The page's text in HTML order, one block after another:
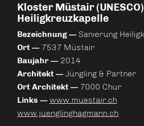
Kloster Müstair
Heiligkreuzkapelle
Bezeichnung —Sanierung
Ort —7537 Müstair
Baujahr —2014
Architekt —Jüngling & Partner
Ort Architekt —7000 Chur
Links — www.muestair.ch
www.juenglinghagmann.ch